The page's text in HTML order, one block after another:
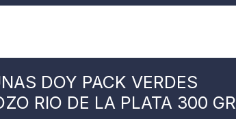
DOY PACK VERDES
RIO DE LA PLATA 300 GR